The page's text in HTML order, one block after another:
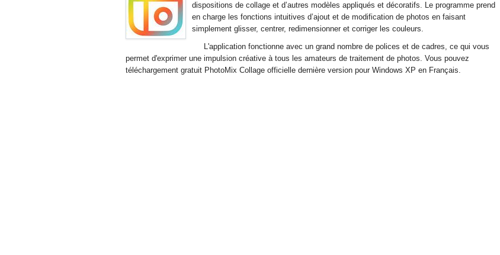
dispositions de collage et d’autres modèles appliqués et décoratifs. Le programme prend
en charge les fonctions intuitives d’ajout et de modification de photos en faisant
simplement glisser, centrer, redimensionner et corriger les couleurs.
L'application fonctionne avec un grand nombre de polices et de cadres, ce qui vous
permet d'exprimer une impulsion créative à tous les amateurs de traitement de photos. Vous pouvez
téléchargement gratuit PhotoMix Collage officielle dernière version pour Windows XP en Français.